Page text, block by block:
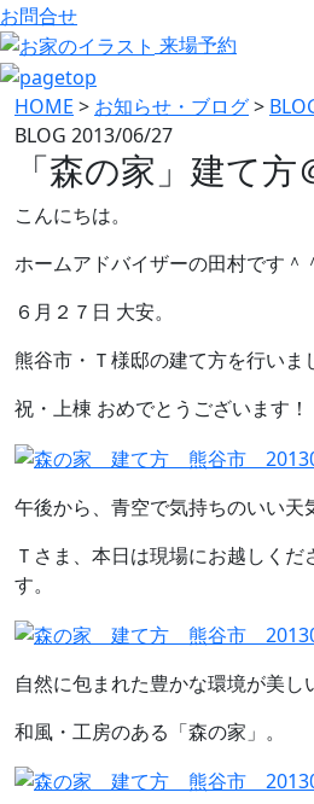
お問合せ
来場予約
HOME > お知らせ・ブログ>
BLOG 2013/06/27
「森の家」建て方
こんにちは。
ホームアドバイザーの田村です＾
６月２７日 大安。
熊谷市・Ｔ様邸の建て方を行いま
祝・上棟 おめでとうございます！
午後から、青空で気持ちのいい天
Ｔさま、本日は現場にお越しくだ
す。
自然に包まれた豊かな環境が美し
和風・工房のある「森の家」。